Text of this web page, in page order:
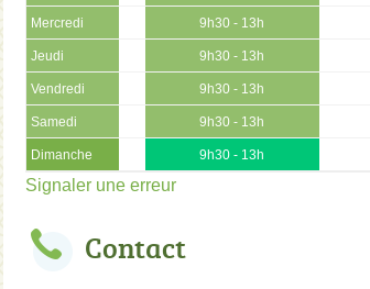
Mercredi 9h30 - 13h
Jeudi 9h30 - 13h
Vendredi 9h30 - 13h
Samedi 9h30 - 13h
Dimanche 9h30 - 13h
Signaler une erreur
Contact